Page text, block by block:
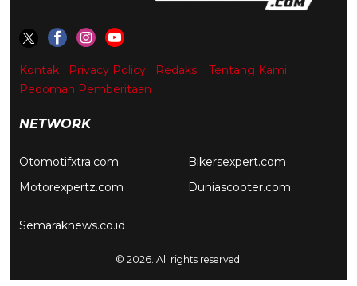
Kontak Privacy Policy Redaksi
Tentang Kami
Pedoman Pemberitaan
NETWORK
Otomotifxtra.com
Motorexpertz.com
Bikersexpert.com
Duniascooter.com
Semaraknews.co.id
© 2026. All rights reserved.